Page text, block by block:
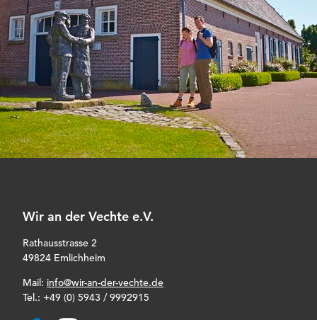
Wir an der Vechte e.V.
Rathausstrasse 2
49824 Emlichheim
Mail: info@wir-an-der-vechte.de
Tel.: +49 (0) 5943 / 9992915